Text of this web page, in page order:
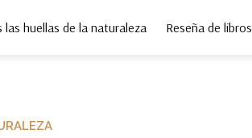
las huellas de la naturaleza Reseña de libros